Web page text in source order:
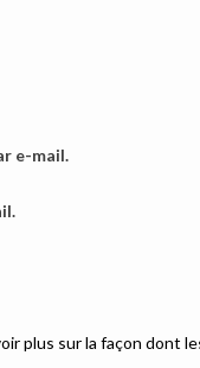
e-mail.
plus sur la façon dont